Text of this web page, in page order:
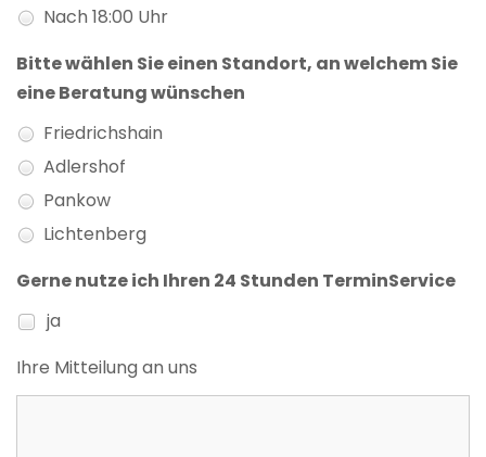
Nach 18:00 Uhr
Bitte wählen Sie einen Standort, an welchem Sie
eine Beratung wünschen
Friedrichshain
Adlershof
Pankow
Lichtenberg
Gerne nutze ich Ihren 24 Stunden TerminService
ja
Ihre Mitteilung an uns